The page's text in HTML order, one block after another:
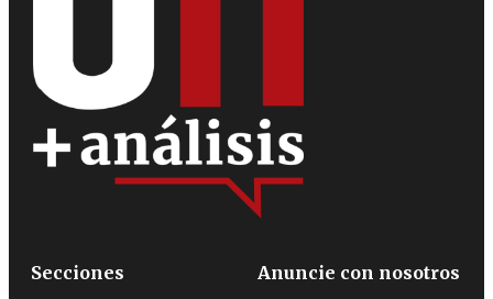
Secciones
Anuncie con nosotros